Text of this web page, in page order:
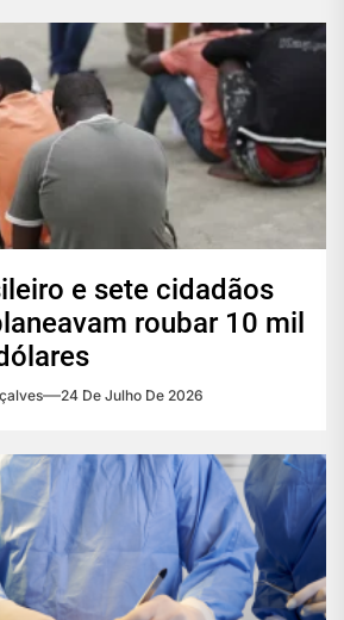
e sete cidadãos
roubar 10 mil
24 De Julho De 2026